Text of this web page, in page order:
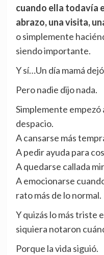
cuando ella todavía
abrazo, una visita,
o simplemente
siendo importante.
Y sí…Un día mamá
Pero nadie dijo nada.
Simplemente empezó
despacio.
A cansarse más
A pedir ayuda para
A quedarse callada
A emocionarse
rato más de lo normal.
Y quizás lo más triste
siquiera notaron
Porque la vida siguió.